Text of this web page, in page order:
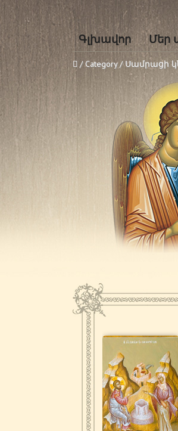
Գլխավոր Մեր
/ Category / Սամրացի